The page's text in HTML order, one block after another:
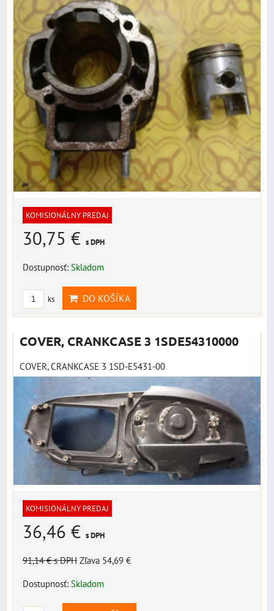
KOMISIONÁLNY PREDAJ
30,75 € s DPH
Dostupnosť: Skladom
ks DO KOŠÍKA
COVER, CRANKCASE 3 1SDE54310000
COVER, CRANKCASE 3 1SD-E5431-00
KOMISIONÁLNY PREDAJ
36,46 € s DPH
91,14 €s DPH Zľava 54,69 €
Dostupnosť: Skladom